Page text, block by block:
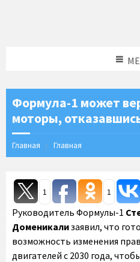
Формула-1 может
моторы,
Главная Главная
1 1
Руководитель Формулы-1
Доменикализаявил, что
возможность изменения
двигателей с 2030 года,